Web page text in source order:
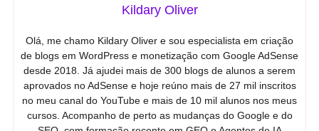
Kildary Oliver
Olá, me chamo Kildary Oliver e sou especialista em criação
de blogs em WordPress e monetização com Google AdSense
desde 2018. Já ajudei mais de 300 blogs de alunos a serem
aprovados no AdSense e hoje reúno mais de 27 mil inscritos
no meu canal do YouTube e mais de 10 mil alunos nos meus
cursos. Acompanho de perto as mudanças do Google e do